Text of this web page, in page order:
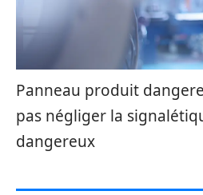
Panneau produit
pas négliger la
dangereux